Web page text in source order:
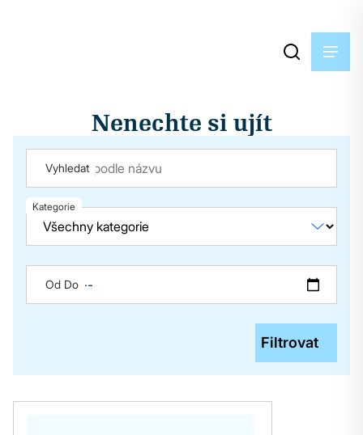
Nenechte si ujít
Vyhledat
Kategorie
Od Do
Filtrovat